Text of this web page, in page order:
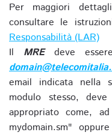
Per maggiori
consultare le
Responsabilità (LAR)
Il MREdeve
email indicata nella
modulo stesso,
appropriato come,
mydomain.sm"